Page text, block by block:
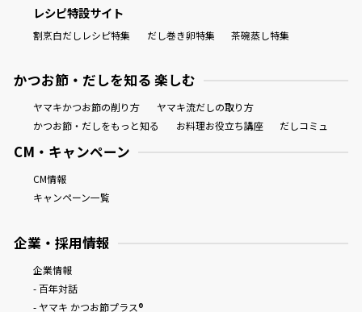
レシピ特設サイト
割烹白だしレシピ特集 だし巻き卵特集 茶碗蒸し特集
かつお節・だしを知る 楽しむ
ヤマキかつお節の削り方
ヤマキ流だしの取り方
かつお節・だしをもっと知る
お料理お役立ち講座 だしコミュ
CM・キャンペーン
CM情報
キャンペーン一覧
企業・採用情報
企業情報
- 百年対話
- ヤマキ かつお節プラス®